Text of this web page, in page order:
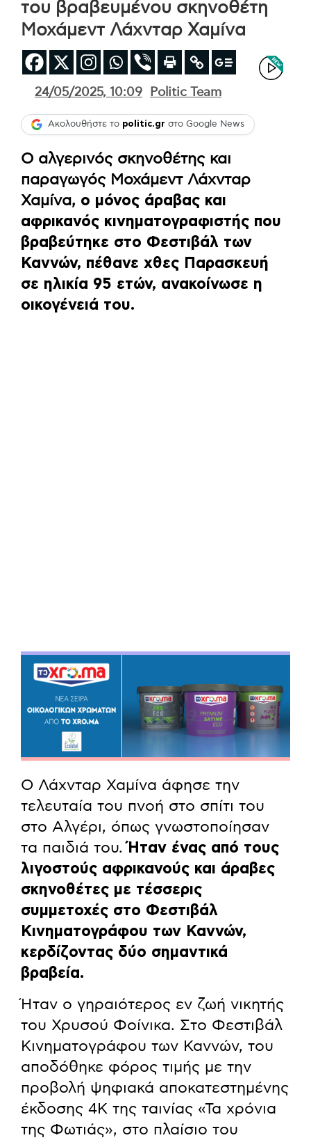
του βραβευμένου σκηνοθέτη
Μοχάμεντ Λάχνταρ Χαμίνα
24/05/2025, 10:09 Politic Team
Ακολουθήστε το politic.gr στο Google News
Ο αλγερινός σκηνοθέτης και
παραγωγός Μοχάμεντ Λάχνταρ
Χαμίνα, ο μόνος άραβας και
αφρικανός κινηματογραφιστής που
βραβεύτηκε στο Φεστιβάλ των
Καννών, πέθανε χθες Παρασκευή
σε ηλικία 95 ετών, ανακοίνωσε η
οικογένειά του.
Ο Λάχνταρ Χαμίνα άφησε την
τελευταία του πνοή στο σπίτι του
στο Αλγέρι, όπως γνωστοποίησαν
τα παιδιά του. Ήταν ένας από τους
λιγοστούς αφρικανούς και άραβες
σκηνοθέτες με τέσσερις
συμμετοχές στο Φεστιβάλ
Κινηματογράφου των Καννών,
κερδίζοντας δύο σημαντικά
βραβεία.
Ήταν ο γηραιότερος εν ζωή νικητής
του Χρυσού Φοίνικα. Στο Φεστιβάλ
Κινηματογράφου των Καννών, του
αποδόθηκε φόρος τιμής με την
προβολή ψηφιακά αποκατεστημένης
έκδοσης 4Κ της ταινίας «Τα χρόνια
της Φωτιάς», στο πλαίσιο του